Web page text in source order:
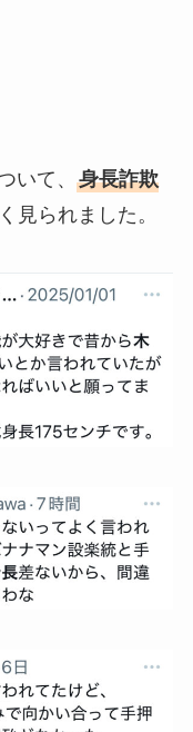
いて、 身長詐欺
見られました。